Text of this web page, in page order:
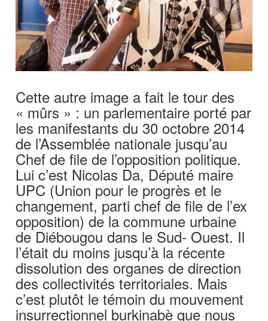
Cette autre image a fait le tour des
« mûrs » : un parlementaire porté par
les manifestants du 30 octobre 2014
de l’Assemblée nationale jusqu’au
Chef de file de l’opposition politique.
Lui c’est Nicolas Da, Député maire
UPC (Union pour le progrès et le
changement, parti chef de file de l’ex
opposition) de la commune urbaine
de Diébougou dans le Sud- Ouest. Il
l’était du moins jusqu’à la récente
dissolution des organes de direction
des collectivités territoriales. Mais
c’est plutôt le témoin du mouvement
insurrectionnel burkinabè que nous